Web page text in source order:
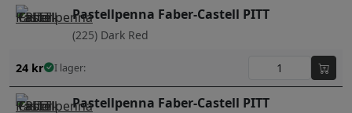
Pastellpenna Faber-Castell PITT
(225) Dark Red
24 kr I lager:
Pastellpenna Faber-Castell PITT